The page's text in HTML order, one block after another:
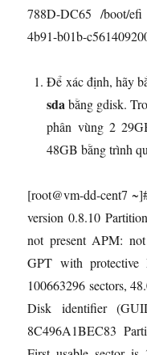
788D-DC65 /boot/
4b91-b01b-
Để xác định, hãy
sda bằng gdisk.
phân vùng 2
48GB bằng trình
[root@vm-dd-cent7
version 0.8.10
not present APM:
GPT with protective
100663296 sectors,
Disk identifier
8C496A1BEC83